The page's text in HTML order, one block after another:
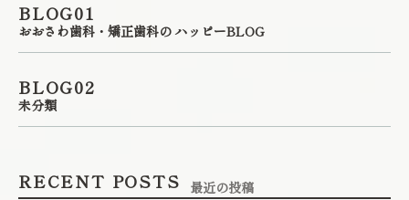
BLOG01
おおさわ歯科・矯正歯科の ハッピーBLOG
BLOG02
未分類
RECENT POSTS 最近の投稿